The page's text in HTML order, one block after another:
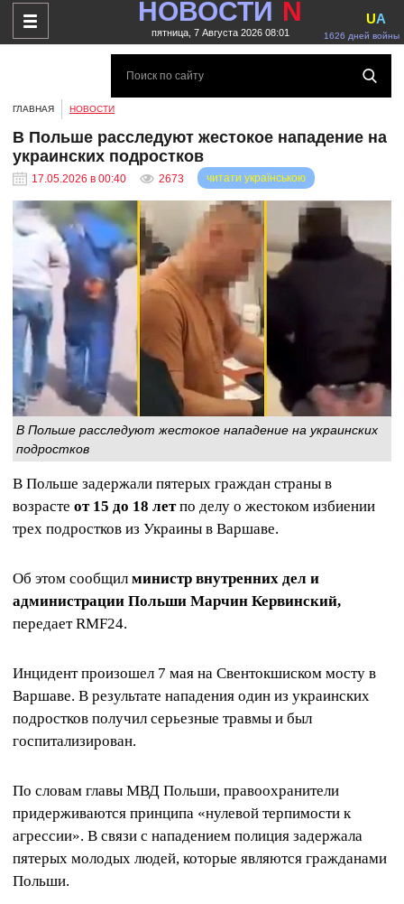
НОВОСТИ N
пятница, 7 Августа 2026 08:01 1626 дней войны
UA
ГЛАВНАЯ НОВОСТИ
В Польше расследуют жестокое нападение на
украинских подростков
17.05.2026 в 00:40 2673 читати українською
В Польше расследуют жестокое нападение на украинских
подростков
В Польше задержали пятерых граждан страны в
возрасте от 15 до 18 летпо делу о жестоком избиении
трех подростков из Украины в Варшаве.
Об этом сообщил министр внутренних дел и
администрации Польши Марчин Кервинский,
передает RMF24.
Инцидент произошел 7 мая на Свентокшиском мосту в
Варшаве. В результате нападения один из украинских
подростков получил серьезные травмы и был
госпитализирован.
По словам главы МВД Польши, правоохранители
придерживаются принципа «нулевой терпимости к
агрессии». В связи с нападением полиция задержала
пятерых молодых людей, которые являются гражданами
Польши.